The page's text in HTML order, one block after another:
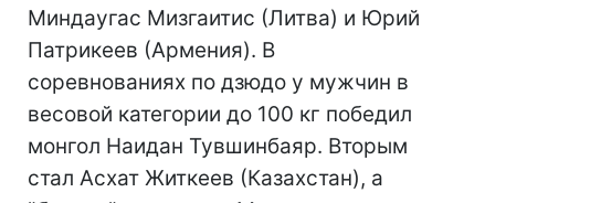
Миндаугас Мизгаитис (Литва) и Юрий
Патрикеев (Армения). В
соревнованиях по дзюдо у мужчин в
весовой категории до 100 кг победил
монгол Наидан Тувшинбаяр. Вторым
стал Асхат Житкеев (Казахстан), а